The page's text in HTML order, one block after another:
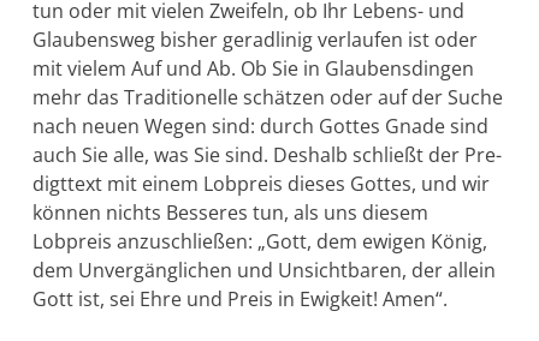
tun oder mit vielen Zweifeln, ob Ihr Le­bens- und
Glaubensweg bisher geradlinig verlaufen ist oder
mit vie­lem Auf und Ab. Ob Sie in Glaubensdingen
mehr das Traditio­nelle schätzen oder auf der Suche
nach neuen Wegen sind: durch Gottes Gnade sind
auch Sie alle, was Sie sind. Deshalb schließt der Pre­
digt­text mit einem Lobpreis dieses Gottes, und wir
können nichts Besse­res tun, als uns diesem
Lobpreis anzuschließen: „Gott, dem ewigen Kö­nig,
dem Unvergänglichen und Unsichtbaren, der allein
Gott ist, sei Ehre und Preis in Ewigkeit! Amen“.